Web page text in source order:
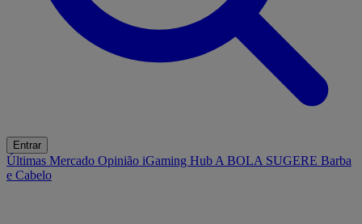
Entrar
Últimas Mercado Opinião iGaming Hub A BOLA SUGERE Barba
e Cabelo